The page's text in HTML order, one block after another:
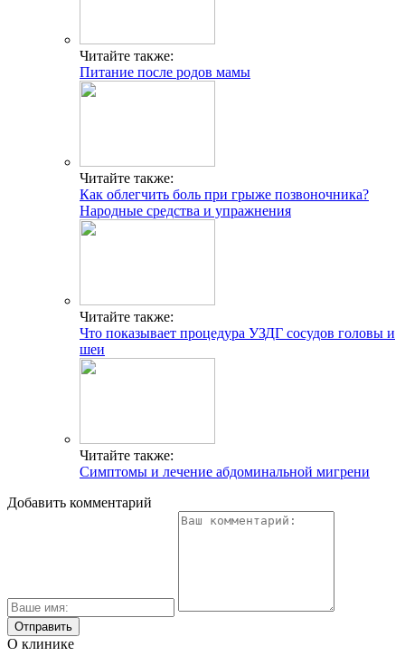
Читайте также:
Питание после родов мамы
Читайте также:
Как облегчить боль при грыже позвоночника?
Народные средства и упражнения
Читайте также:
Что показывает процедура УЗДГ сосудов головы и
шеи
Читайте также:
Симптомы и лечение абдоминальной мигрени
Добавить комментарий
О клинике